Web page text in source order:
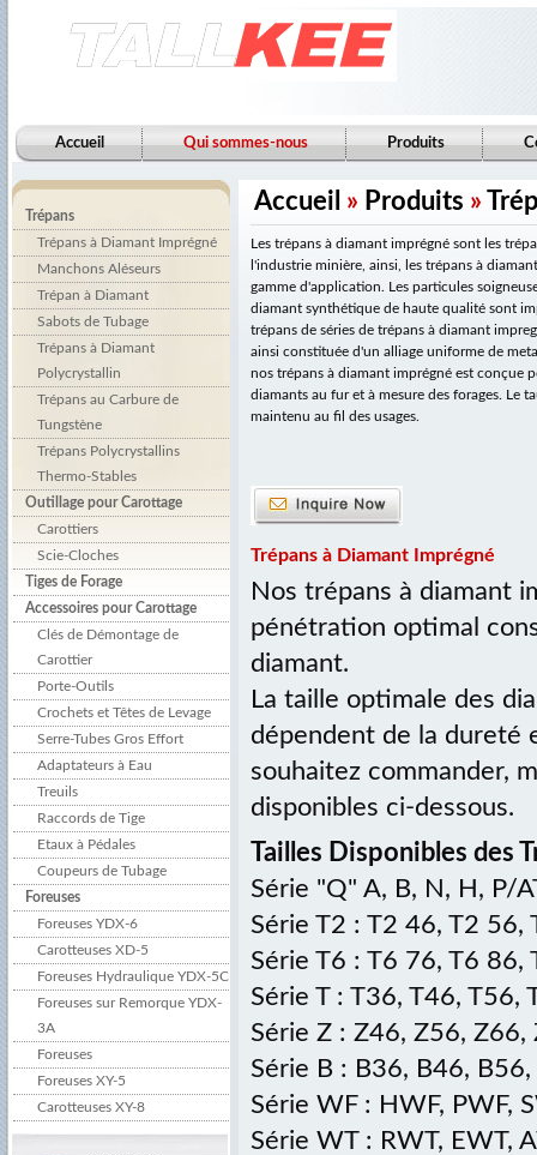
Accueil Qui sommes-nous Produits
Trépans
Trépans à Diamant Imprégné
Manchons Aléseurs
Trépan à Diamant
Sabots de Tubage
Trépans à Diamant
Polycrystallin
Trépans au Carbure de
Tungstène
Trépans Polycrystallins
Thermo-Stables
Outillage pour Carottage
Carottiers
Scie-Cloches
Tiges de Forage
Accessoires pour Carottage
Clés de Démontage de
Carottier
Porte-Outils
Crochets et Têtes de Levage
Serre-Tubes Gros Effort
Adaptateurs à Eau
Treuils
Raccords de Tige
Etaux à Pédales
Coupeurs de Tubage
Foreuses
Foreuses YDX-6
Carotteuses XD-5
Foreuses Hydraulique YDX-5C
Foreuses sur Remorque YDX-
3A
Foreuses
Foreuses XY-5
Carotteuses XY-8
Accueil » Produits »
Les trépans à diamant imprégné sont les
l'industrie minière, ainsi, les trépans à
gamme d'application. Les particules
diamant synthétique de haute qualité sont
trépans de séries de trépans à diamant
ainsi constituée d'un alliage uniforme de
nos trépans à diamant imprégné est conçue
diamants au fur et à mesure des forages. Le
maintenu au fil des usages.
Trépans à Diamant Imprégné
Nos trépans à diamant
pénétration optimal
diamant.
La taille optimale des
dépendent de la dureté
souhaitez commander,
disponibles ci-dessous.
Tailles Disponibles des
Série "Q" A, B, N, H, P/
Série T2 : T2 46, T2
Série T6 : T6 76, T6
Série T : T36, T46, T56,
Série Z : Z46, Z56,
Série B : B36, B46,
Série WF : HWF, PWF,
Série WT : RWT, EWT,